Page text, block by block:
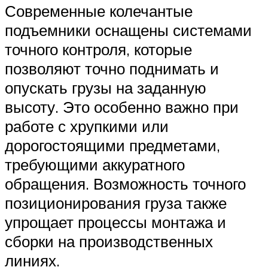
Современные колечантые
подъемники оснащены системами
точного контроля, которые
позволяют точно поднимать и
опускать грузы на заданную
высоту. Это особенно важно при
работе с хрупкими или
дорогостоящими предметами,
требующими аккуратного
обращения. Возможность точного
позиционирования груза также
упрощает процессы монтажа и
сборки на производственных
линиях.